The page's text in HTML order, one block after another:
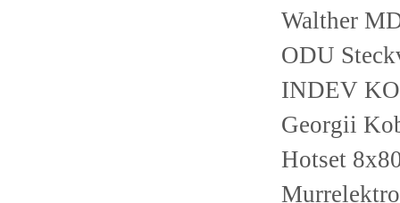
Walther
ODU
INDEV
Georgii
Hotset